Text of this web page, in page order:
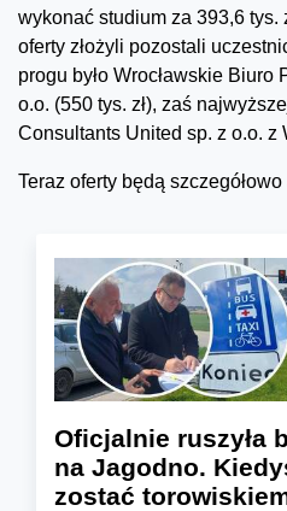
wykonać studium za 393,6 tys.
oferty złożyli pozostali
progu było Wrocławskie Biuro
o.o. (550 tys. zł), zaś
Consultants United sp. z o.o. z
Teraz oferty będą
Oficjalnie ruszyła
na Jagodno.
zostać